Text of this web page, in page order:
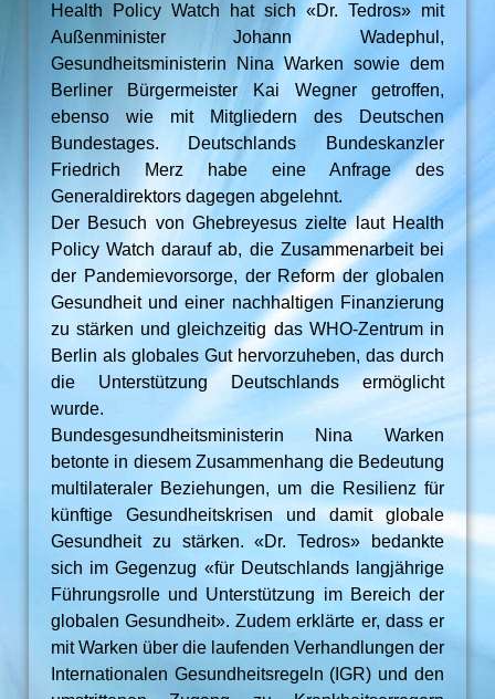
Health Policy Watch hat sich «Dr. Tedros» mit
Außenminister Johann Wadephul,
Gesundheitsministerin Nina Warken sowie dem
Berliner Bürgermeister Kai Wegner getroffen,
ebenso wie mit Mitgliedern des Deutschen
Bundestages. Deutschlands Bundeskanzler
Friedrich Merz habe eine Anfrage des
Generaldirektors dagegen abgelehnt.
Der Besuch von Ghebreyesus zielte laut Health
Policy Watch darauf ab, die Zusammenarbeit bei
der Pandemievorsorge, der Reform der globalen
Gesundheit und einer nachhaltigen Finanzierung
zu stärken und gleichzeitig das WHO-Zentrum in
Berlin als globales Gut hervorzuheben, das durch
die Unterstützung Deutschlands ermöglicht
wurde.
Bundesgesundheitsministerin Nina Warken
betonte in diesem Zusammenhang die Bedeutung
multilateraler Beziehungen, um die Resilienz für
künftige Gesundheitskrisen und damit globale
Gesundheit zu stärken. «Dr. Tedros» bedankte
sich im Gegenzug «für Deutschlands langjährige
Führungsrolle und Unterstützung im Bereich der
globalen Gesundheit». Zudem erklärte er, dass er
mit Warken über die laufenden Verhandlungen der
Internationalen Gesundheitsregeln (IGR) und den